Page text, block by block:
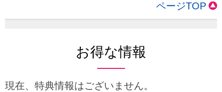
ページTOP
お得な情報
現在、特典情報はございません。